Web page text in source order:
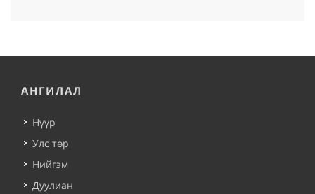
АНГИЛАЛ
Нүүр
Улс төр
Нийгэм
Дуулиан